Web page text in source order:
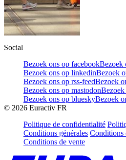
Social
Bezoek ons op facebookBezoek
Bezoek ons op linkedinBezoek
Bezoek ons op rss-feedBezoek
Bezoek ons op mastodonBezoek
Bezoek ons op blueskyBezoek
© 2026 Euractiv FR
Politique de confidentialité
Conditions générales Conditions
Conditions de vente